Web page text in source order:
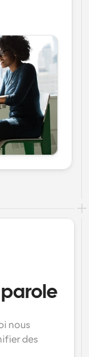
nous
des